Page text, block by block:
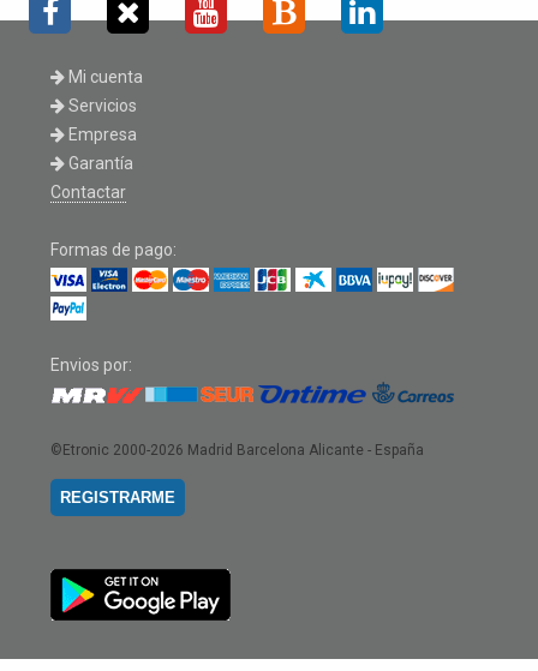
Mi cuenta
Servicios
Empresa
Garantía
Contactar
Formas de pago:
Envios por:
©Etronic 2000-2026 Madrid Barcelona Alicante - España
REGISTRARME